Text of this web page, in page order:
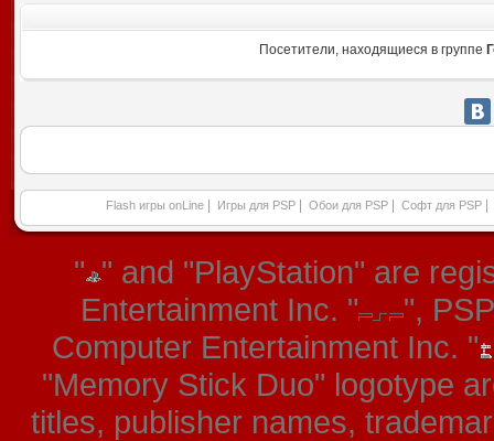
Посетители, находящиеся в группе
Flash игры onLine Игры для PSP Обои для PSP Софт для PSP
" " and "PlayStation" are
Entertainment Inc. "
",
Computer Entertainment Inc. "
"Memory Stick Duo" logotype
titles, publisher names,